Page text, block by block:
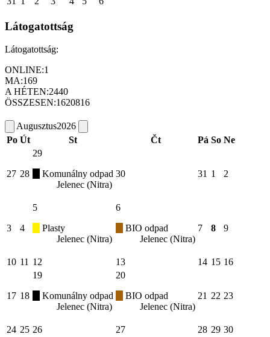
Látogatottság
Látogatottság:
ONLINE:1
MA:169
A HÉTEN:2440
ÖSSZESEN:1620816
Augusztus2026
Po Út St Čt Pá So Ne
27 28
29
Komunálny odpad
Jelenec (Nitra)
30 31 1 2
3 4
5
Plasty
Jelenec (Nitra)
6
BIO odpad
Jelenec (Nitra)
7 8 9
10 11 12 13 14 15 16
17 18
19
Komunálny odpad
Jelenec (Nitra)
20
BIO odpad
Jelenec (Nitra)
21 22 23
24 25 26 27 28 29 30